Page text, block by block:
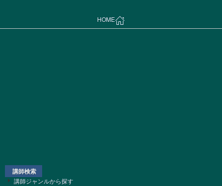
HOME
講師検索
講師ジャンルから探す